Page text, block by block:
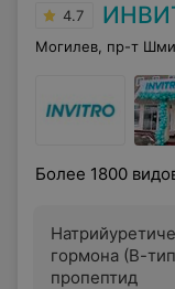
4.7
Могилев, пр-т
Более 1800
гормона (В-
пропептид